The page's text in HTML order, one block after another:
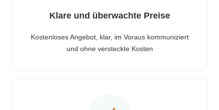
Klare und überwachte Preise
Kostenloses Angebot, klar, im Voraus kommuniziert
und ohne versteckte Kosten